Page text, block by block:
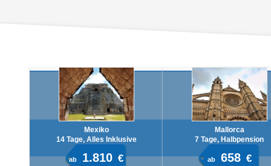
Mexiko
14 Tage, Alles Inklusive
ab 1.810 €
Mallorca
7 Tage, Halbpension
ab 658 €